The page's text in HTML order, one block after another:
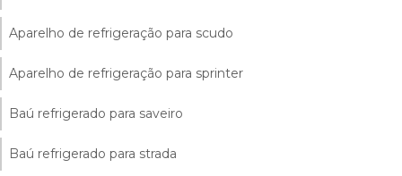
Aparelho de refrigeração para scudo
Aparelho de refrigeração para sprinter
Baú refrigerado para saveiro
Baú refrigerado para strada